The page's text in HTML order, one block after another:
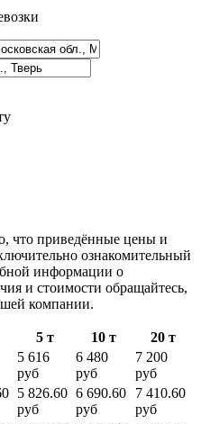
что приведённые цены и
ознакомительный
информации о
и стоимости обращайтесь,
компании.
5 т 10 т
20 т
5 616
руб
6 480
руб
7 200
руб
5 826.60
руб
6 690.60
руб
7 410.60
руб